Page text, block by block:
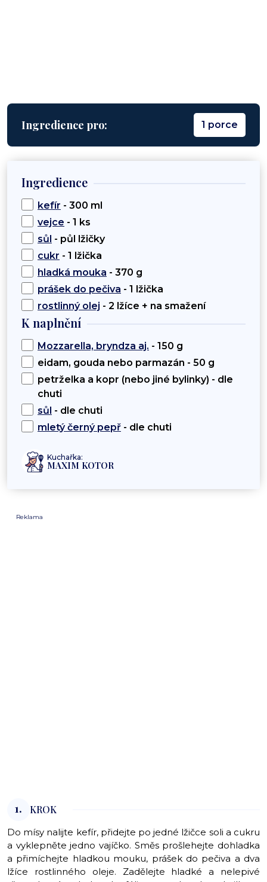
Ingredience pro: 1 porce
Ingredience
kefír - 300 ml
vejce - 1 ks
sůl - půl lžičky
cukr - 1 lžička
hladká mouka - 370 g
prášek do pečiva - 1 lžička
rostlinný olej - 2 lžíce + na smažení
K naplnění
Mozzarella, bryndza aj. - 150 g
eidam, gouda nebo parmazán - 50 g
petrželka a kopr (nebo jiné bylinky) - dle
chuti
sůl - dle chuti
mletý černý pepř - dle chuti
Kuchařka:
MAXIM KOTOR
Reklama
1. KROK
Do mísy nalijte kefír, přidejte po jedné lžičce soli a cukru
a vyklepněte jedno vajíčko. Směs prošlehejte dohladka
a přimíchejte hladkou mouku, prášek do pečiva a dva
lžíce rostlinného oleje. Zadělejte hladké a nelepivé